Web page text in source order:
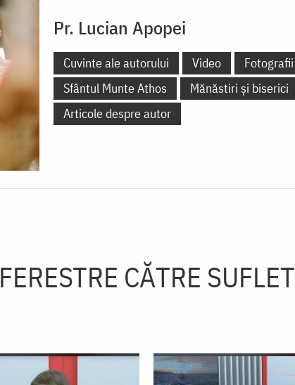
Pr. Lucian Apopei
Cuvinte ale autorului Video
Fotografii
Sfântul Munte Athos
Mănăstiri și biserici
Articole despre autor
FERESTRE CĂTRE SUFLET